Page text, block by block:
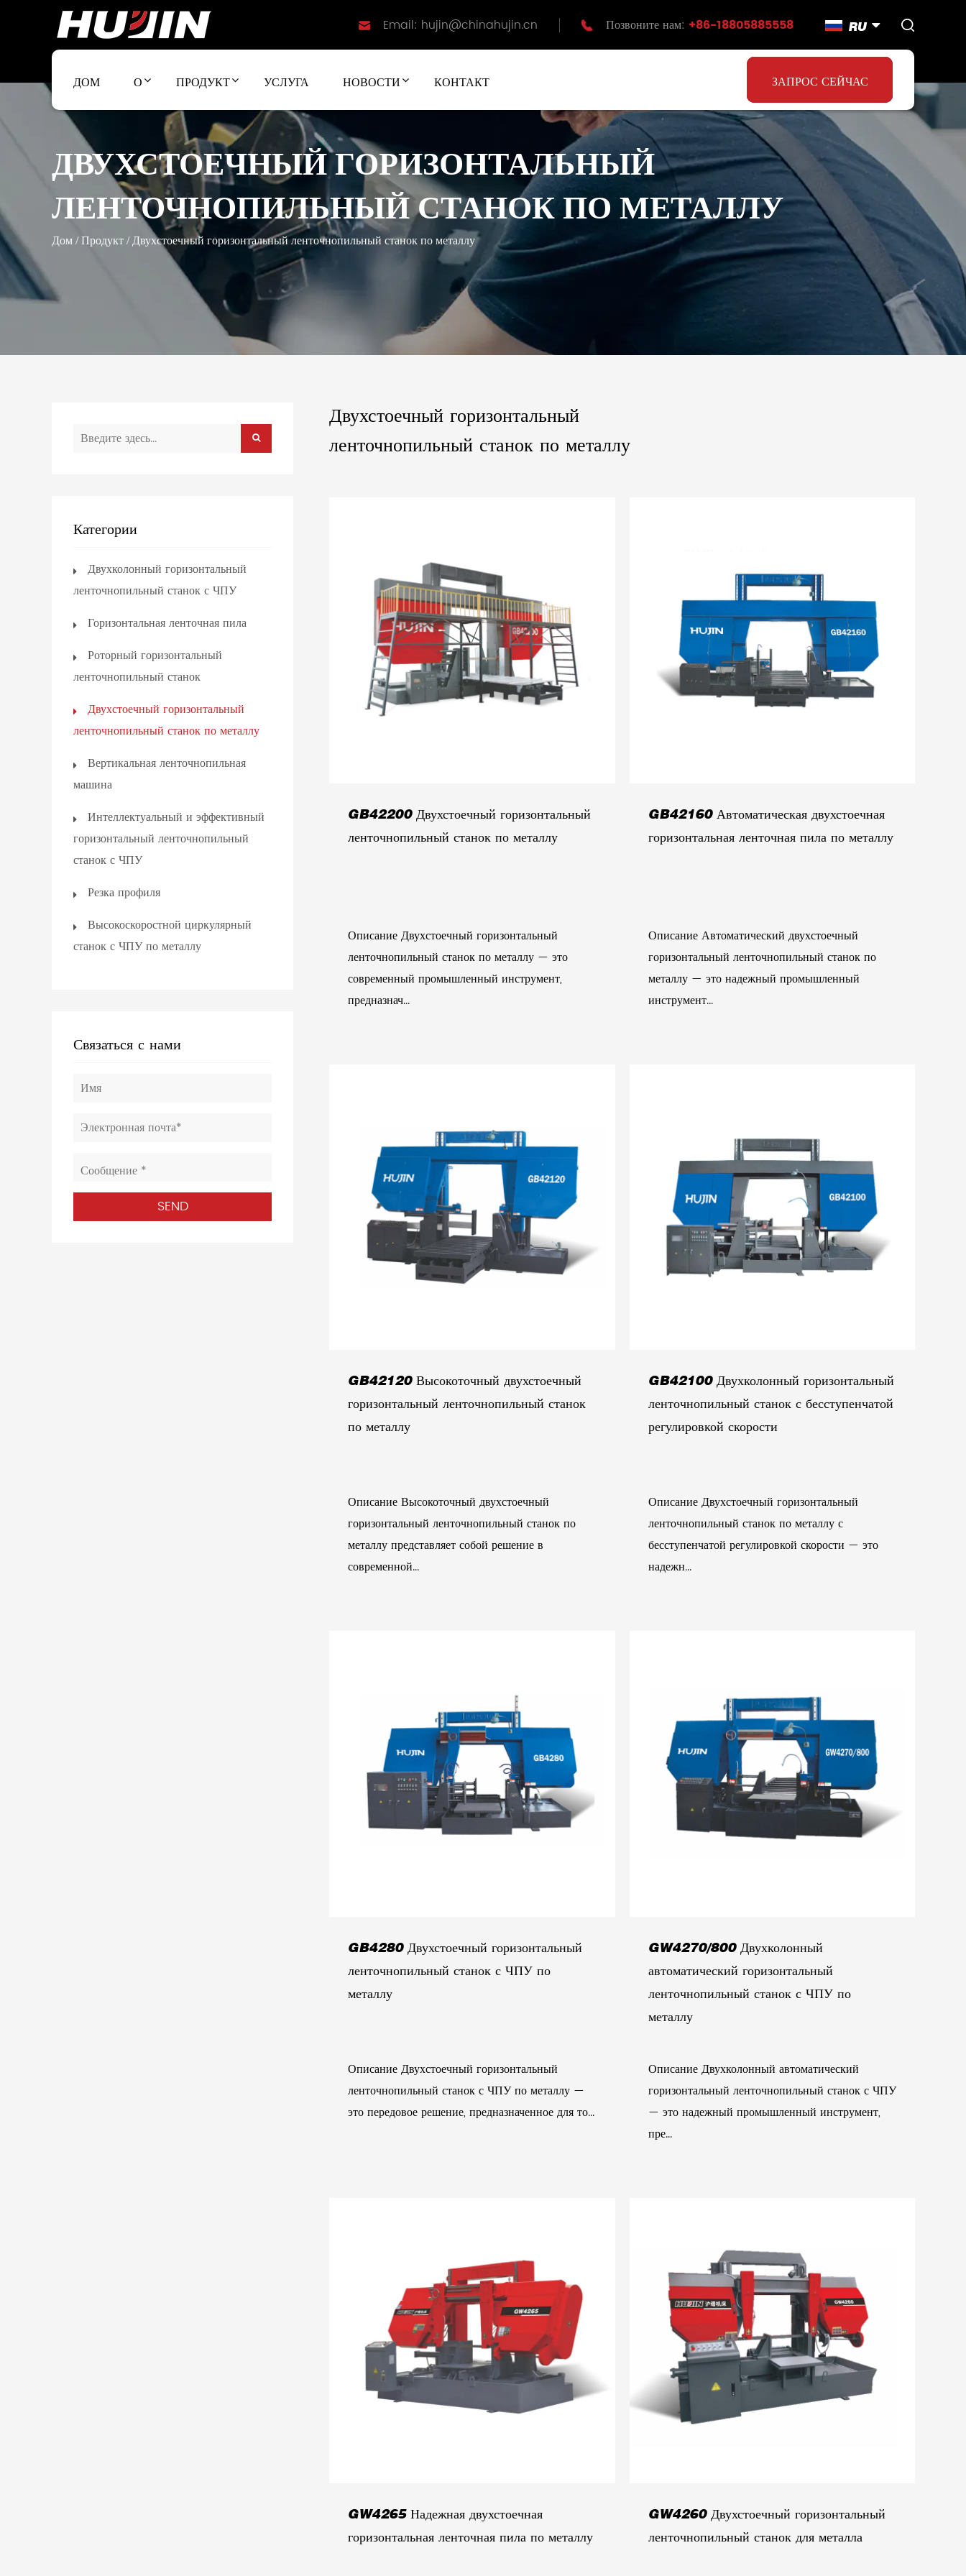
Email: hujin@chinahujin.cn Позвоните нам: +86-18805885558 RU
ДОМ О ПРОДУКТ УСЛУГА НОВОСТИ КОНТАКТ ЗАПРОС СЕЙЧАС
ДВУХСТОЕЧНЫЙ ГОРИЗОНТАЛЬНЫЙ
ЛЕНТОЧНОПИЛЬНЫЙ СТАНОК ПО МЕТАЛЛУ
Дом /Продукт / Двухстоечный горизонтальный ленточнопильный станок по металлу
Категории
Двухколонный горизонтальный
ленточнопильный станок с ЧПУ
Горизонтальная ленточная пила
Роторный горизонтальный
ленточнопильный станок
Двухстоечный горизонтальный
ленточнопильный станок по металлу
Вертикальная ленточнопильная
машина
Интеллектуальный и эффективный
горизонтальный ленточнопильный
станок с ЧПУ
Резка профиля
Высокоскоростной циркулярный
станок с ЧПУ по металлу
Связаться с нами
Двухстоечный горизонтальный
ленточнопильный станок по металлу
GB42200 Двухстоечный горизонтальный
ленточнопильный станок по металлу
Описание Двухстоечный горизонтальный
ленточнопильный станок по металлу — это
современный промышленный инструмент,
предназнач...
GB42160 Автоматическая двухстоечная
горизонтальная ленточная пила по металлу
Описание Автоматический двухстоечный
горизонтальный ленточнопильный станок по
металлу — это надежный промышленный
инструмент...
GB42120 Высокоточный двухстоечный
горизонтальный ленточнопильный станок
по металлу
Описание Высокоточный двухстоечный
горизонтальный ленточнопильный станок по
металлу представляет собой решение в
современной...
GB42100 Двухколонный горизонтальный
ленточнопильный станок с бесступенчатой
​​регулировкой скорости
Описание Двухстоечный горизонтальный
ленточнопильный станок по металлу с
бесступенчатой ​​регулировкой скорости — это
надежн...
GB4280 Двухстоечный горизонтальный
ленточнопильный станок с ЧПУ по
металлу
Описание Двухстоечный горизонтальный
ленточнопильный станок с ЧПУ по металлу —
это передовое решение, предназначенное для то...
GW4270/800 Двухколонный
автоматический горизонтальный
ленточнопильный станок с ЧПУ по
металлу
Описание Двухколонный автоматический
горизонтальный ленточнопильный станок с ЧПУ
— это надежный промышленный инструмент,
пре...
GW4265 Надежная двухстоечная
горизонтальная ленточная пила по металлу
GW4260 Двухстоечный горизонтальный
ленточнопильный станок для металла